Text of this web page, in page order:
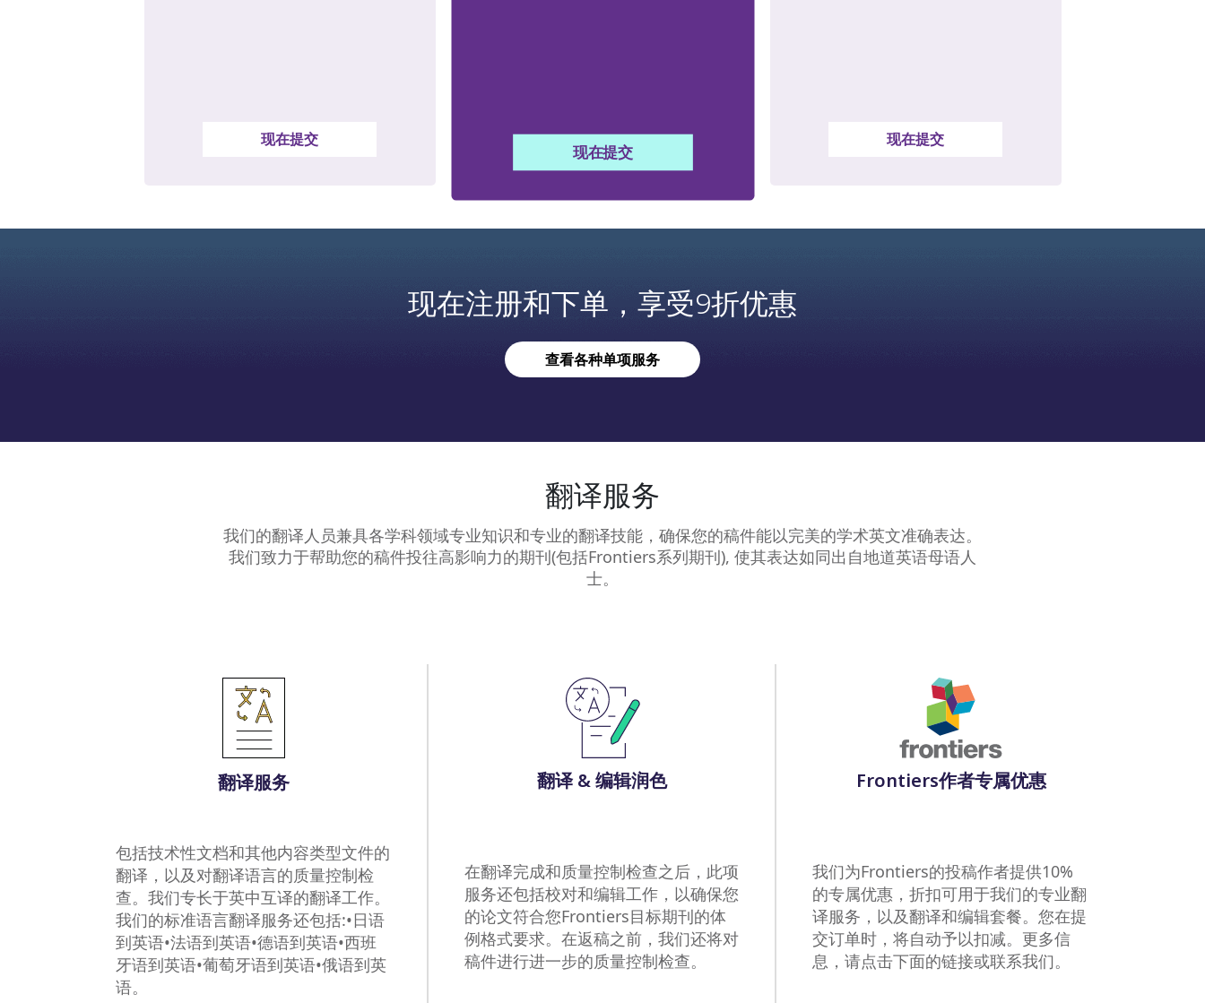
现在提交
现在提交
现在提交
现在注册和下单，享受9折优惠
查看各种单项服务
翻译服务
我们的翻译人员兼具各学科领域专业知识和专业的翻译技能，确保您的稿件能以完美的学术英文准确表达。
我们致力于帮助您的稿件投往高影响力的期刊(包括Frontiers系列期刊), 使其表达如同出自地道英语母语人
士。
翻译服务
包括技术性文档和其他内容类型文件的
翻译，以及对翻译语言的质量控制检
查。我们专长于英中互译的翻译工作。
我们的标准语言翻译服务还包括:•日语
到英语•法语到英语•德语到英语•西班
牙语到英语•葡萄牙语到英语•俄语到英
语。
翻译 & 编辑润色
在翻译完成和质量控制检查之后，此项
服务还包括校对和编辑工作，以确保您
的论文符合您Frontiers目标期刊的体
例格式要求。在返稿之前，我们还将对
稿件进行进一步的质量控制检查。
Frontiers作者专属优惠
我们为Frontiers的投稿作者提供10%
的专属优惠，折扣可用于我们的专业翻
译服务，以及翻译和编辑套餐。您在提
交订单时，将自动予以扣减。更多信
息，请点击下面的链接或联系我们。